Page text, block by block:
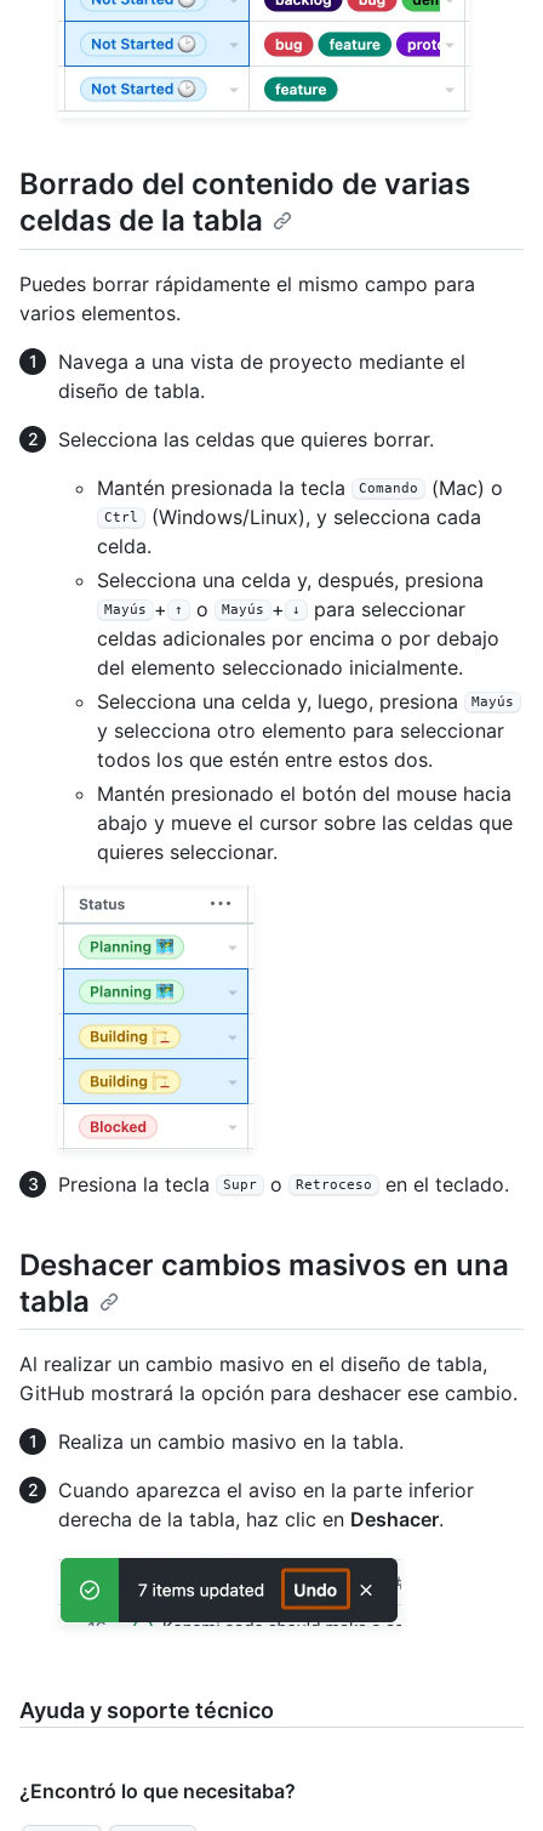
Borrado del contenido de varias
celdas de la tabla
Puedes borrar rápidamente el mismo campo para
varios elementos.
Navega a una vista de proyecto mediante el
diseño de tabla.
Selecciona las celdas que quieres borrar.
Mantén presionada la tecla
Comando (Mac) o
Ctrl
(Windows/Linux), y selecciona cada
celda.
Selecciona una celda y, después, presiona
Mayús + ↑ o Mayús + ↓
para seleccionar
celdas adicionales por encima o por debajo
del elemento seleccionado inicialmente.
Selecciona una celda y, luego, presiona
Mayús
y selecciona otro elemento para seleccionar
todos los que estén entre estos dos.
Mantén presionado el botón del mouse hacia
abajo y mueve el cursor sobre las celdas que
quieres seleccionar.
Presiona la tecla Supr o Retroceso en el teclado.
Deshacer cambios masivos en una
tabla
Al realizar un cambio masivo en el diseño de tabla,
GitHub mostrará la opción para deshacer ese cambio.
Realiza un cambio masivo en la tabla.
Cuando aparezca el aviso en la parte inferior
derecha de la tabla, haz clic en Deshacer.
Ayuda y soporte técnico
¿Encontró lo que necesitaba?